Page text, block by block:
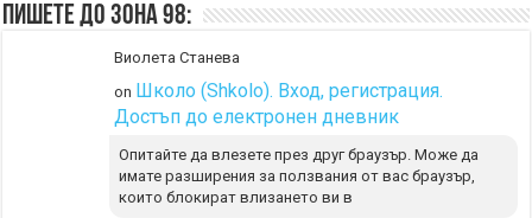
Пишете до Зона 98:
Виолета Станева
on Школо (Shkolo). Вход, регистрация.
Достъп до електронен дневник
Опитайте да влезете през друг браузър. Може да
имате разширения за ползвания от вас браузър,
които блокират влизането ви в